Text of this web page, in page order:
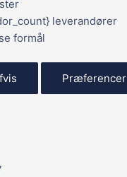
leverandører
formål
Præferencer